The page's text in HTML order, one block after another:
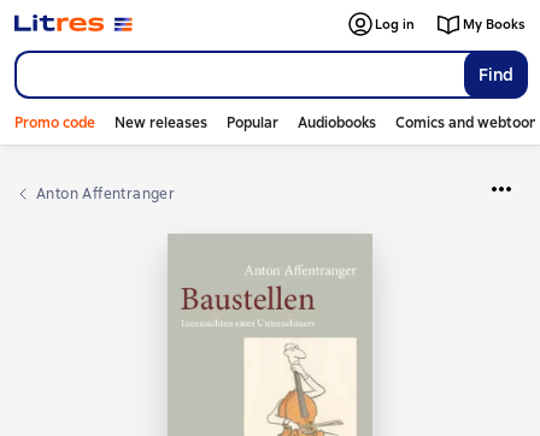
Find
Log in My Books
Promo code New releases Popular Audiobooks Comics and
Anton Affentranger